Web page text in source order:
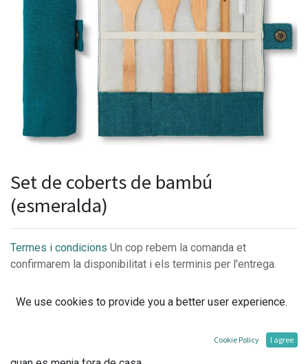
Set de coberts de bambú
(esmeralda)
Termes i condicions Un cop rebem la comanda et
confirmarem la disponibilitat i els terminis per l'entrega.
El set de coberts de bambú color esmeralda, és la solució
sostenible i lliure de plàstic per als coberts d'un sol ús
We use cookies to provide you a better user experience.
Cookie Policy I agree